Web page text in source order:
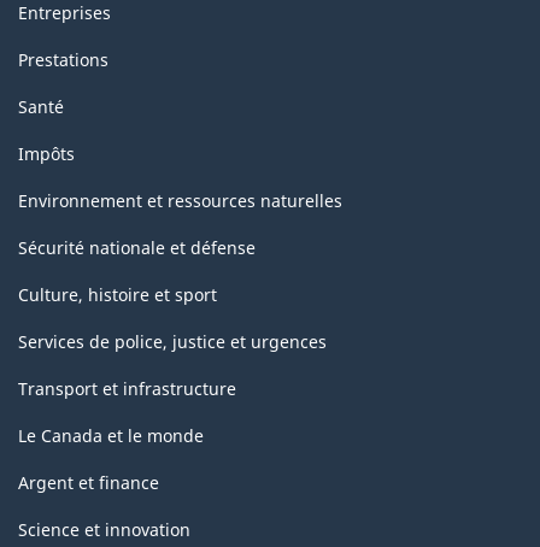
Entreprises
Prestations
Santé
Impôts
Environnement et ressources naturelles
Sécurité nationale et défense
Culture, histoire et sport
Services de police, justice et urgences
Transport et infrastructure
Le Canada et le monde
Argent et finance
Science et innovation